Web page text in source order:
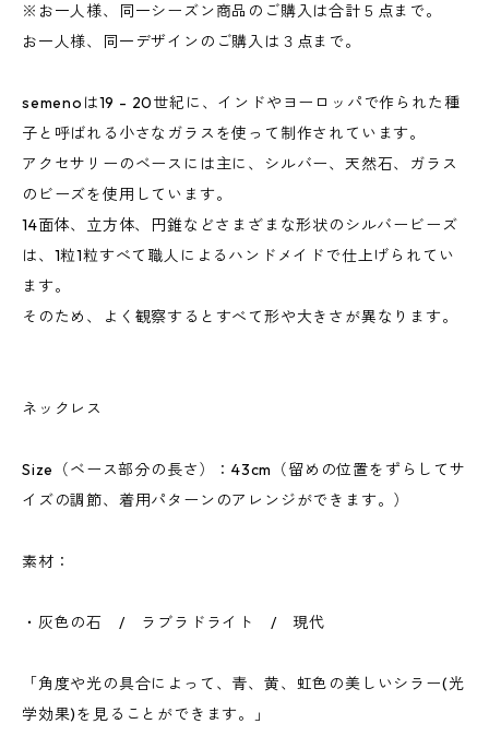
※お一人様、同一シーズン商品のご購入は合計５点まで。
お一人様、同一デザインのご購入は３点まで。
semenoは19 - 20世紀に、インドやヨーロッパで作られた種
子と呼ばれる小さなガラスを使って制作されています。
アクセサリーのベースには主に、シルバー、天然石、ガラス
のビーズを使用しています。
14面体、立方体、円錐などさまざまな形状のシルバービーズ
は、1粒1粒すべて職人によるハンドメイドで仕上げられてい
ます。
そのため、よく観察するとすべて形や大きさが異なります。
ネックレス
Size（ベース部分の長さ）：43cm（留めの位置をずらしてサ
イズの調節、着用パターンのアレンジができます。）
素材：
・灰色の石 / ラブラドライト / 現代
「角度や光の具合によって、青、黄、虹色の美しいシラー(光
学効果)を見ることができます。」